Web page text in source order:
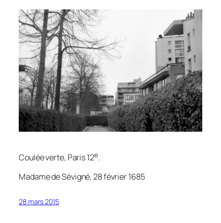
Coulée verte, Paris 12e.
Madame de Sévigné, 28 février 1685
28 mars 2015